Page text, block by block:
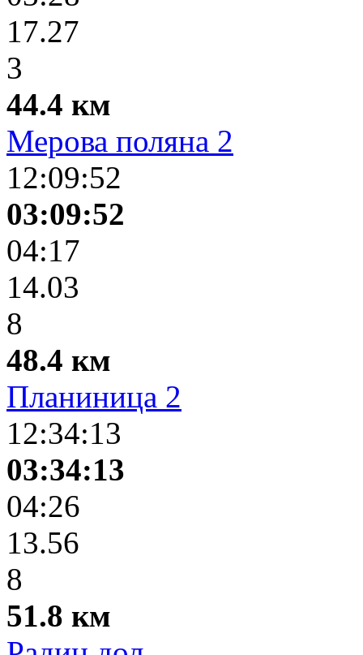
17.27
3
44.4 км
Мерова поляна 2
12:09:52
03:09:52
04:17
14.03
8
48.4 км
Планиница 2
12:34:13
03:34:13
04:26
13.56
8
51.8 км